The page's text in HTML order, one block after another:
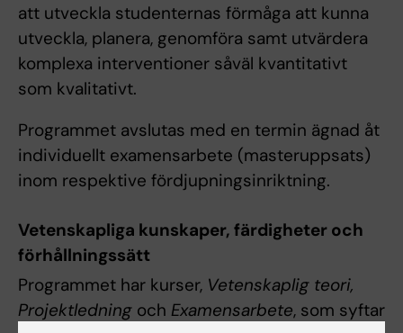
att utveckla studenternas förmåga att kunna
utveckla, planera, genomföra samt utvärdera
komplexa interventioner såväl kvantitativt
som kvalitativt.
Programmet avslutas med en termin ägnad åt
individuellt examensarbete (masteruppsats)
inom respektive fördjupningsinriktning.
Vetenskapliga kunskaper, färdigheter och
förhållningssätt
Programmet har kurser, Vetenskaplig teori,
Projektledning och Examensarbete, som syftar